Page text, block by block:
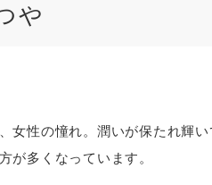
や
女性の憧れ。潤いが保たれ輝
が多くなっています。